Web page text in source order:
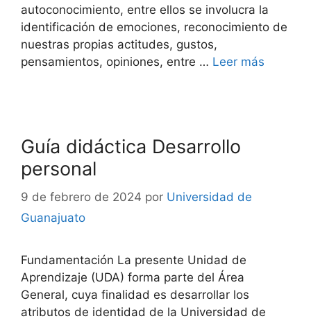
autoconocimiento, entre ellos se involucra la
identificación de emociones, reconocimiento de
nuestras propias actitudes, gustos,
pensamientos, opiniones, entre … Leer más
Guía didáctica Desarrollo
personal
9 de febrero de 2024 por Universidad de
Guanajuato
Fundamentación La presente Unidad de
Aprendizaje (UDA) forma parte del Área
General, cuya finalidad es desarrollar los
atributos de identidad de la Universidad de